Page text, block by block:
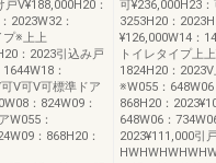
V¥188,000H20：
2023W32：
プ※上上
：2023引込み戸
：
V可V可標準ドア
：824W09：
W055：
：868H20：
可¥236,000H23
3253H20：
¥126,000W14：
トイレタイプ上
1824H20：
※W055：
868H20：
648W06：
2023¥111,000引